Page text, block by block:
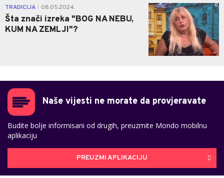
TRADICIJA 08.05.2024.
Šta znači izreka "BOG NA NEBU,
KUM NA ZEMLJI"?
0
Naše vijesti ne morate da provjeravate
Budite bolje informisani od drugih, preuzmite Mondo mobilnu
aplikaciju
PREUZMI APLIKACIJU